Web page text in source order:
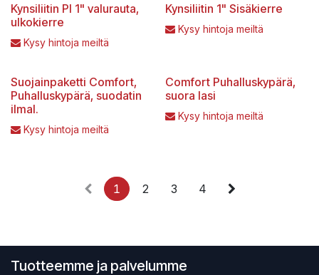
Kynsiliitin PI 1" valurauta,
ulkokierre
Kysy hintoja meiltä
Kynsiliitin 1" Sisäkierre
Kysy hintoja meiltä
Suojainpaketti Comfort,
Puhalluskypärä, suodatin
ilmal.
Kysy hintoja meiltä
Comfort Puhalluskypärä,
suora lasi
Kysy hintoja meiltä
1 2 3 4
Tuotteemme ja palvelumme